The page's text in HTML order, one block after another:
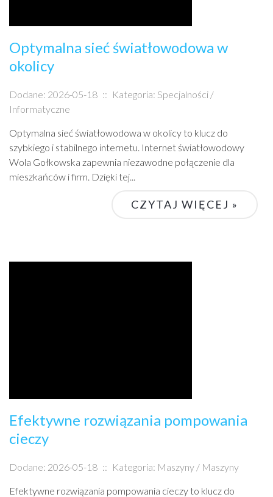
Optymalna sieć światłowodowa w
okolicy
Dodane: 2026-05-18 :: Kategoria: Specjalności /
Informatyczne
Optymalna sieć światłowodowa w okolicy to klucz do
szybkiego i stabilnego internetu. Internet światłowodowy
Wola Gołkowska zapewnia niezawodne połączenie dla
mieszkańców i firm. Dzięki tej...
CZYTAJ WIĘCEJ »
Efektywne rozwiązania pompowania
cieczy
Dodane: 2026-05-18 :: Kategoria: Maszyny / Maszyny
Efektywne rozwiązania pompowania cieczy to klucz do